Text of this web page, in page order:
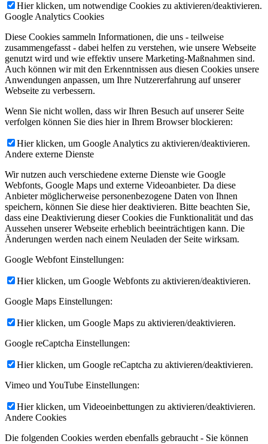
Hier klicken, um notwendige Cookies zu aktivieren/deaktivieren.
Google Analytics Cookies
Diese Cookies sammeln Informationen, die uns - teilweise
zusammengefasst - dabei helfen zu verstehen, wie unsere Webseite
genutzt wird und wie effektiv unsere Marketing-Maßnahmen sind.
Auch können wir mit den Erkenntnissen aus diesen Cookies unsere
Anwendungen anpassen, um Ihre Nutzererfahrung auf unserer
Webseite zu verbessern.
Wenn Sie nicht wollen, dass wir Ihren Besuch auf unserer Seite
verfolgen können Sie dies hier in Ihrem Browser blockieren:
Hier klicken, um Google Analytics zu aktivieren/deaktivieren.
Andere externe Dienste
Wir nutzen auch verschiedene externe Dienste wie Google
Webfonts, Google Maps und externe Videoanbieter. Da diese
Anbieter möglicherweise personenbezogene Daten von Ihnen
speichern, können Sie diese hier deaktivieren. Bitte beachten Sie,
dass eine Deaktivierung dieser Cookies die Funktionalität und das
Aussehen unserer Webseite erheblich beeinträchtigen kann. Die
Änderungen werden nach einem Neuladen der Seite wirksam.
Google Webfont Einstellungen:
Hier klicken, um Google Webfonts zu aktivieren/deaktivieren.
Google Maps Einstellungen:
Hier klicken, um Google Maps zu aktivieren/deaktivieren.
Google reCaptcha Einstellungen:
Hier klicken, um Google reCaptcha zu aktivieren/deaktivieren.
Vimeo und YouTube Einstellungen:
Hier klicken, um Videoeinbettungen zu aktivieren/deaktivieren.
Andere Cookies
Die folgenden Cookies werden ebenfalls gebraucht - Sie können